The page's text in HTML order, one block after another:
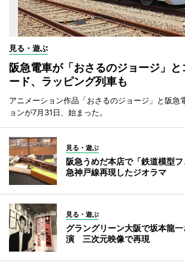
見る・遊ぶ
阪急電車が「おさるのジョージ」
ード、ラッピング列車も
アニメーション作品「おさるのジョージ」と阪急
ョンが7月31日、始まった。
見る・遊ぶ
阪急うめだ本店で「鉄道模型
急神戸線再現したジオラマ
見る・遊ぶ
グラングリーン大阪で坂本龍
演 三次元映像で再現